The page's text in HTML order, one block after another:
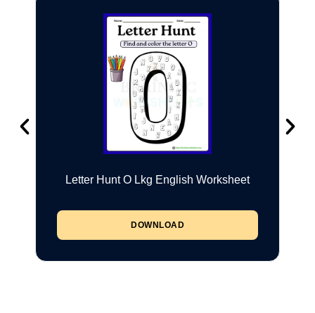
Letter Hunt O Lkg English Worksheet
DOWNLOAD